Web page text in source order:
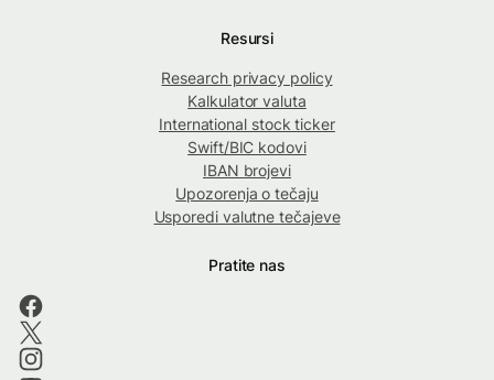
Resursi
Research privacy policy
Kalkulator valuta
International stock ticker
Swift/BIC kodovi
IBAN brojevi
Upozorenja o tečaju
Usporedi valutne tečajeve
Pratite nas